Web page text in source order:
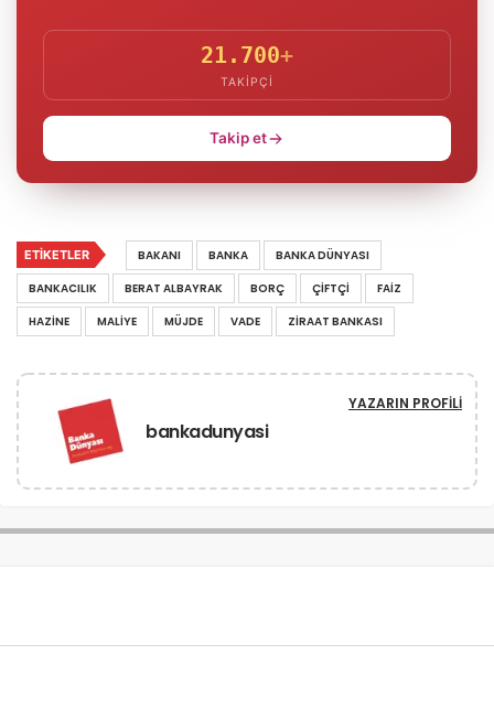
21.700+
TAKIPÇI
Takip et
ETIKETLER BAKANI BANKA
BANKA DÜNYASI
BANKACILIK
BERAT ALBAYRAK BORÇ ÇIFTÇI
FAIZ
HAZINE
MALIYE MÜJDE VADE ZIRAAT BANKASI
bankadunyasi
YAZARIN PROFILI